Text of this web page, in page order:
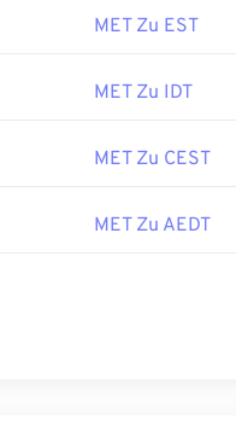
MET Zu EST
MET Zu IDT
MET Zu CEST
MET Zu AEDT